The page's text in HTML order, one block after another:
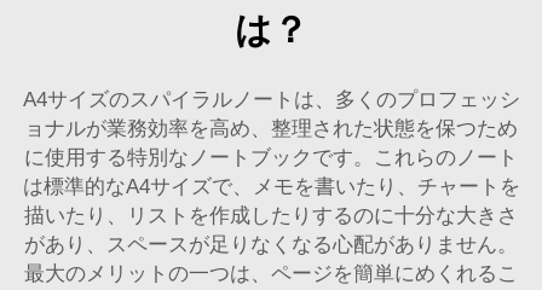
は？
A4サイズのスパイラルノートは、多くのプロフェッシ
ョナルが業務効率を高め、整理された状態を保つため
に使用する特別なノートブックです。これらのノート
は標準的なA4サイズで、メモを書いたり、チャートを
描いたり、リストを作成したりするのに十分な大きさ
があり、スペースが足りなくなる心配がありません。
最大のメリットの一つは、ページを簡単にめくれるこ